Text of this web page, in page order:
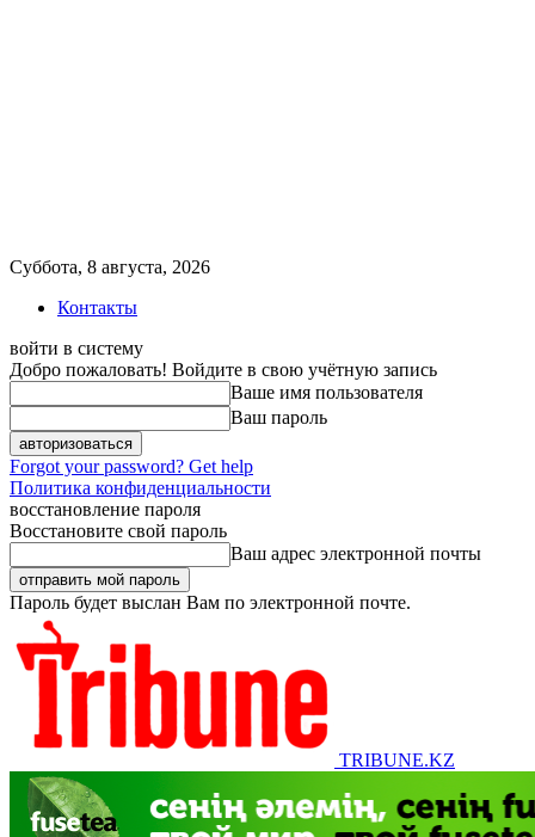
Суббота, 8 августа, 2026
Контакты
войти в систему
Добро пожаловать! Войдите в свою учётную запись
Ваше имя пользователя
Ваш пароль
Forgot your password? Get help
Политика конфиденциальности
восстановление пароля
Восстановите свой пароль
Ваш адрес электронной почты
Пароль будет выслан Вам по электронной почте.
TRIBUNE.KZ